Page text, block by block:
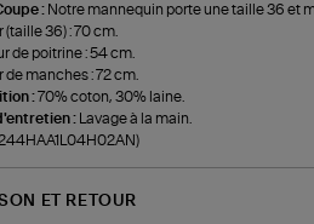
: Notre mannequin porte une taille 36 et
(taille 36) : 70 cm.
de poitrine : 54 cm.
de manches : 72 cm.
:70% coton, 30% laine.
:
Lavage à la main.
ET RETOUR